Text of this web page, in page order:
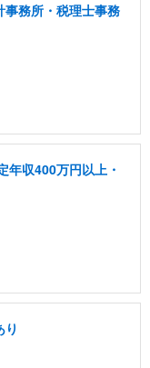
事務所・税理士事務
年収400万円以上・